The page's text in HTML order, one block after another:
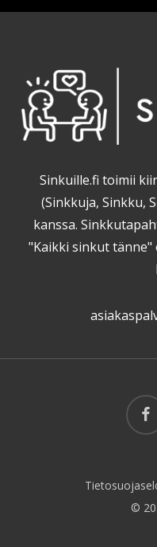
Sinkuille.fi toimii
(Sinkkuja, Sinkku,
kanssa.
"Kaikki sinkut
©